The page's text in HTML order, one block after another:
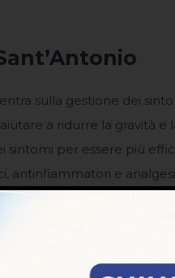
sulla gestione dei
a ridurre la gravità e
sintomi per essere più
antinfiammatori e
ospedaliero,
aree sensibili. Inoltre, se
come gli